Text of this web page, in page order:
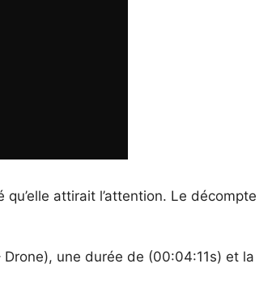
attirait l’attention. Le décompte
une durée de (00:04:11s) et la